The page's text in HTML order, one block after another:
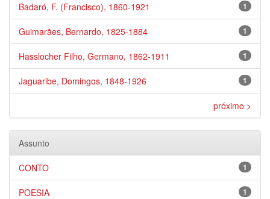
1
Badaró, F. (Francisco), 1860-1921
1
Guimarães, Bernardo, 1825-1884
1
Hasslocher Filho, Germano, 1862-1911
1
Jaguaribe, Domingos, 1848-1926
próximo >
Assunto
1
CONTO
1
POESIA